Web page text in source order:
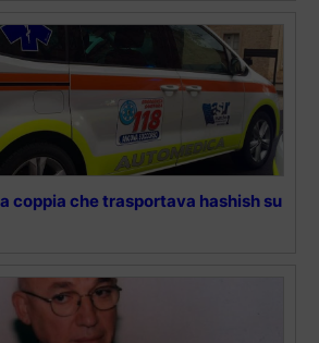
coppia che trasportava hashish su